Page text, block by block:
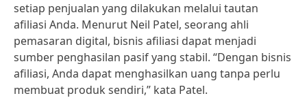
setiap penjualan yang dilakukan melalui tautan
afiliasi Anda. Menurut Neil Patel, seorang ahli
pemasaran digital, bisnis afiliasi dapat menjadi
sumber penghasilan pasif yang stabil. “Dengan bisnis
afiliasi, Anda dapat menghasilkan uang tanpa perlu
membuat produk sendiri,” kata Patel.